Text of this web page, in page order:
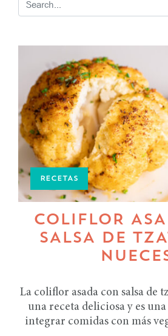
RECETAS
COLIFLOR
SALSA DE
La coliflor asada con salsa de
una receta deliciosa y es
integrar comidas con más